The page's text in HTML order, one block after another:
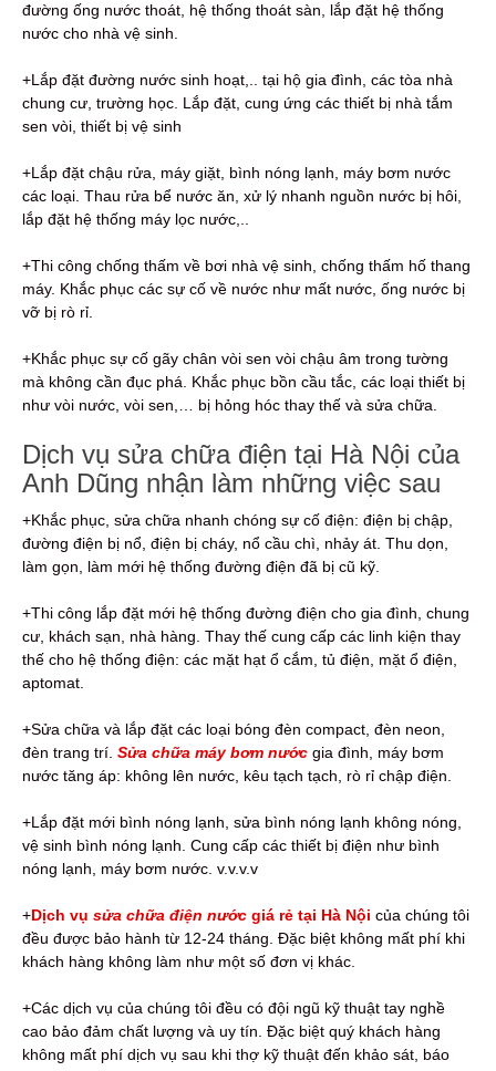
đường ống nước thoát, hệ thống thoát sàn, lắp đặt hệ thống
nước cho nhà vệ sinh.
+Lắp đặt đường nước sinh hoạt,.. tại hộ gia đình, các tòa nhà
chung cư, trường học. Lắp đặt, cung ứng các thiết bị nhà tắm
sen vòi, thiết bị vệ sinh
+Lắp đặt chậu rửa, máy giặt, bình nóng lạnh, máy bơm nước
các loại. Thau rửa bể nước ăn, xử lý nhanh nguồn nước bị hôi,
lắp đặt hệ thống máy lọc nước,..
+Thi công chống thấm về bơi nhà vệ sinh, chống thấm hố thang
máy. Khắc phục các sự cố về nước như mất nước, ống nước bị
vỡ bị rò rỉ.
+Khắc phục sự cố gãy chân vòi sen vòi chậu âm trong tường
mà không cần đục phá. Khắc phục bồn cầu tắc, các loại thiết bị
như vòi nước, vòi sen,… bị hỏng hóc thay thế và sửa chữa.
Dịch vụ sửa chữa điện tại Hà Nội của
Anh Dũng nhận làm những việc sau
+Khắc phục, sửa chữa nhanh chóng sự cố điện: điện bị chập,
đường điện bị nổ, điện bị cháy, nổ cầu chì, nhảy át. Thu dọn,
làm gọn, làm mới hệ thống đường điện đã bị cũ kỹ.
+Thi công lắp đặt mới hệ thống đường điện cho gia đình, chung
cư, khách sạn, nhà hàng. Thay thế cung cấp các linh kiện thay
thế cho hệ thống điện: các mặt hạt ổ cắm, tủ điện, mặt ổ điện,
aptomat.
+Sửa chữa và lắp đặt các loại bóng đèn compact, đèn neon,
đèn trang trí. Sửa chữa máy bơm nước gia đình, máy bơm
nước tăng áp: không lên nước, kêu tạch tạch, rò rỉ chập điện.
+Lắp đặt mới bình nóng lạnh, sửa bình nóng lạnh không nóng,
vệ sinh bình nóng lạnh. Cung cấp các thiết bị điện như bình
nóng lạnh, máy bơm nước. v.v.v.v
+Dịch vụ sửa chữa điện nước giá rẻ tại Hà Nội của chúng tôi
đều được bảo hành từ 12-24 tháng. Đặc biệt không mất phí khi
khách hàng không làm như một số đơn vị khác.
+Các dịch vụ của chúng tôi đều có đội ngũ kỹ thuật tay nghề
cao bảo đảm chất lượng và uy tín. Đặc biệt quý khách hàng
không mất phí dịch vụ sau khi thợ kỹ thuật đến khảo sát, báo